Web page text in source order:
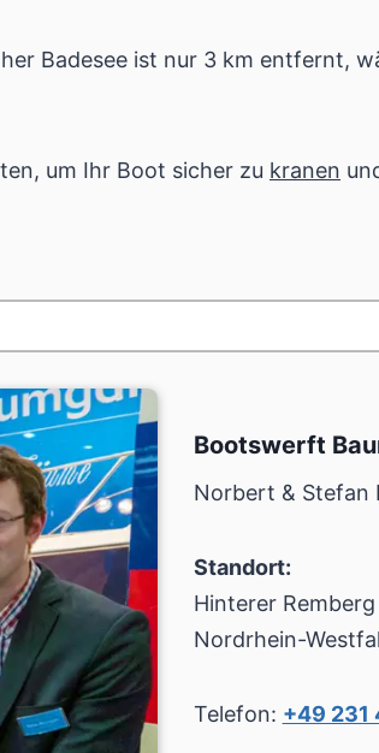
Badesee ist nur 3 km entfernt,
um Ihr Boot sicher zu kranen
Bootswerft
Norbert & Stefan
Standort:
Hinterer
Nordrhein-
Telefon: +49 231